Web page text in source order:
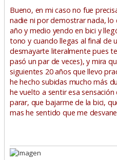
n
s
a
j
Bueno, en mi caso no fue
nadie ni por demostrar nada, lo
año y medio yendo en bici y
tono y cuando llegas al final de
desmayarte literalmente pues
pasó un par de veces), y mira
siguientes 20 años que llevo
he hecho subidas mucho más
he vuelto a sentir esa
parar, que bajarme de la bici,
mas he sentido que me